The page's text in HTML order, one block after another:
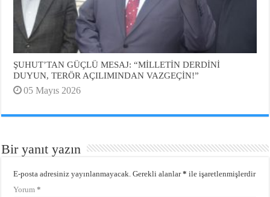
ŞUHUT’TAN GÜÇLÜ MESAJ: “MİLLETİN DERDİNİ
DUYUN, TERÖR AÇILIMINDAN VAZGEÇİN!”
05 Mayıs 2026
Bir yanıt yazın
E-posta adresiniz yayınlanmayacak. Gerekli alanlar* ile işaretlenmişlerdir
Yorum*